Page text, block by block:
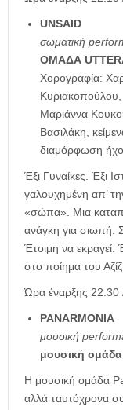
UNSAID
σωματική
ΟΜΑΔΑ
Χορογραφία:
Μαριάννα
Βασιλάκη,
διαμόρφωση
Έξι Γυναίκες. Έξι
γαλουχημένη απ’
«σώπα». Μια
ανάγκη για σιωπή.
Έτοιμη να εκραγεί.
στο ποίημα του
Ώρα έναρξης 22.30 /
PANARMONIA
μουσική
μουσική ομάδα
Η μουσική ομάδα
αλλά ταυτόχρονα